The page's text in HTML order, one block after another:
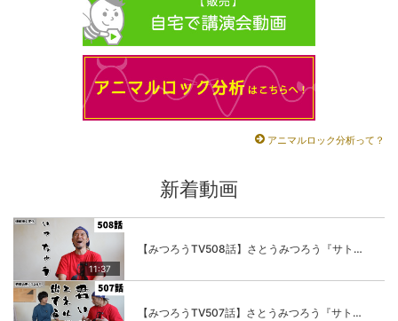
アニマルロック分析って？
新着動画
11:37
【みつろうTV508話】さとうみつろう『サトレル男塾』編④「“毎日”が変わります。楽しく」
【みつろうTV507話】さとうみつろう『サトレル男塾』編③「快楽は“自分のカラダの内側”にしかない」